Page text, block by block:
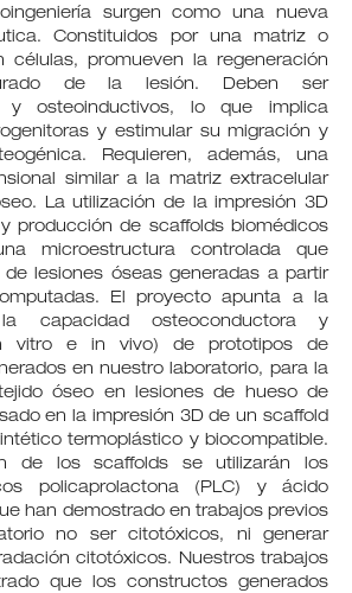
surgen como una nueva
Constituidos por una matriz o
células, promueven la regeneración
de la lesión. Deben ser
y osteoinductivos, lo que implica
y estimular su migración y
Requieren, además, una
similar a la matriz extracelular
La utilización de la impresión 3D
producción de scaffolds biomédicos
microestructura controlada que
lesiones óseas generadas a partir
El proyecto apunta a la
capacidad osteoconductora y
vitro e in vivo) de prototipos de
en nuestro laboratorio, para la
óseo en lesiones de hueso de
en la impresión 3D de un scaffold
termoplástico y biocompatible.
de los scaffolds se utilizarán los
policaprolactona (PLC) y ácido
han demostrado en trabajos previos
no ser citotóxicos, ni generar
citotóxicos. Nuestros trabajos
que los constructos generados